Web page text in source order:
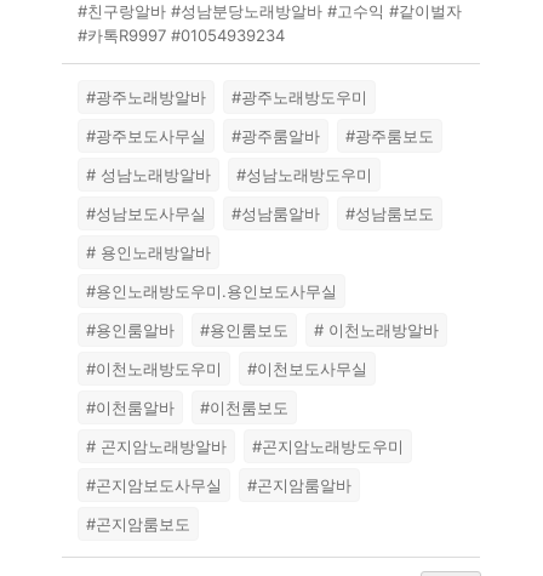
#친구랑알바 #성남분당노래방알바 #고수익 #같이벌자
#카톡R9997 #01054939234
#광주노래방알바
#광주노래방도우미
#광주보도사무실
#광주룸알바
#광주룸보도
# 성남노래방알바
#성남노래방도우미
#성남보도사무실
#성남룸알바
#성남룸보도
# 용인노래방알바
#용인노래방도우미.용인보도사무실
#용인룸알바
#용인룸보도
# 이천노래방알바
#이천노래방도우미
#이천보도사무실
#이천룸알바
#이천룸보도
# 곤지암노래방알바
#곤지암노래방도우미
#곤지암보도사무실
#곤지암룸알바
#곤지암룸보도